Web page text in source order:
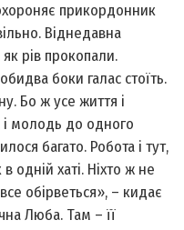
прикордонник
Вiднедавна
рiв прокопали.
боки галас стоїть.
Бо ж усе життя i
молодь до одного
багато. Робота i тут,
в однiй хатi. Нiхто ж не
обiрветься», – кидає
Люба. Там – її